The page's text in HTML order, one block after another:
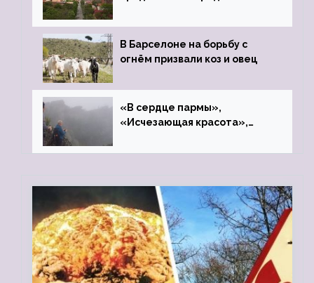
В Барселоне на борьбу с
огнём призвали коз и овец
«В сердце пармы»,
«Исчезающая красота»,